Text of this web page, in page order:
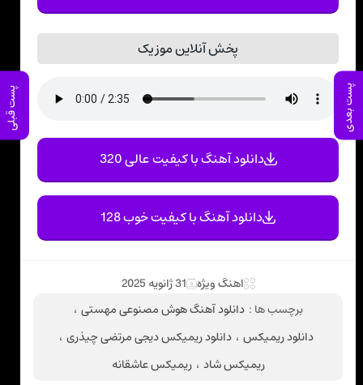
پست بعدی پست قبلی
پخش آنلاین موزیک
دانلود آهنگ با کیفیت عالی 320
دانلود آهنگ با کیفیت خوب 128
اهنگ ویژه 31 ژانویه 2025
برچسب ها : دانلود آهنگ هوش مصنوعی مهستی ،
دانلود ریمیکس ، دانلود ریمیکس دیجی مرتضی چیذری ،
ریمیکس شاد ، ریمیکس عاشقانه